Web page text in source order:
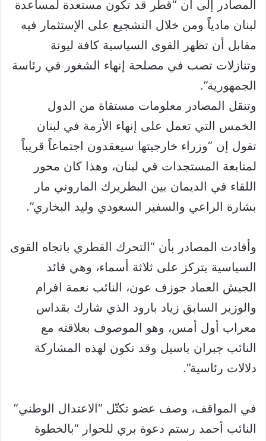
المصادر إلى أن “قطر قد تكون مستعدة لمساعدة
لبنان مادياً ومن خلال التشجيع على الإستثمار فيه
مقابل أن تظهر القوى السياسية كافة ليونة
وتنازلات تصب في مصلحة إنهاء الشغور في رئاسة
الجمهورية”.
وتنقل المصادر معلومات مستقاة من الدول
الخمس التي تعمل على إنهاء الأزمة في لبنان
تقول إن “وزراء خارجيتها سيعقدون اجتماعاً قريباً
لمتابعة المستجدات في لبنان، وهذا كان محور
اللقاء في الديمان بين البطريرك الماروني مار
بشارة الراعي والسفير السعودي وليد البخاري”.
وأفادت المصادر بأن “التحرك القطري باتجاه القوى
السياسية يتركز على ثلاثة أسماء، وهي قائد
الجيش العماد جوزف عون، النائب نعمة افرام
والوزير السابق زياد بارود الذي شارك بقداس
معراب أول أمس، وهو الموصوف بعلاقته مع
النائب جبران باسيل وقد تكون لهذه المشاركة
دلالات رئاسية”.
في المواقف، وصف عضو تكتّل “الاعتدال الوطني”
النائب أحمد رستم دعوة بري للحوار “بالخطوة